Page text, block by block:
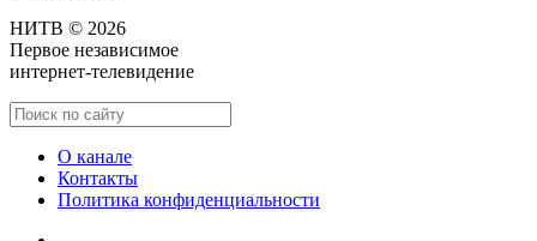
НИТВ © 2026
Первое независимое
интернет-телевидение
О канале
Контакты
Политика конфиденциальности